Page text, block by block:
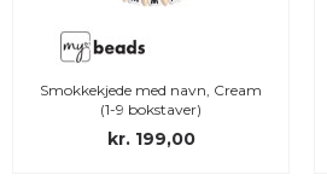
Smokkekjede med navn, Cream
(1-9 bokstaver)
kr. 199,00